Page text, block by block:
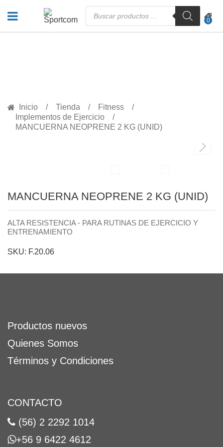
Búsqueda
de
productos
0
Inicio Tienda
Fitness
Implementos de Ejercicio
MANCUERNA NEOPRENE 2 KG (UNID)
MANCUERNA NEOPRENE 2 KG (UNID)
ALTA RESISTENCIA - PARA RUTINAS DE EJERCICIO Y
ENTRENAMIENTO
SKU: F.20.06
Productos nuevos
Quienes Somos
Términos y Condiciones
CONTACTO
(56) 2 2292 1014
+56 9 6422 4612